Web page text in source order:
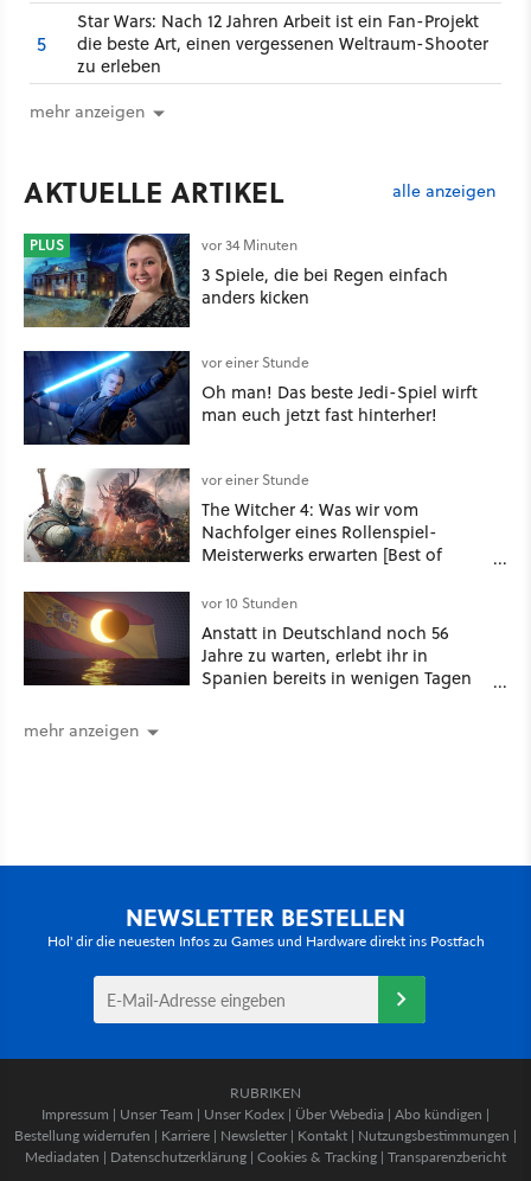
5
Star Wars: Nach 12 Jahren Arbeit ist ein Fan-Projekt
die beste Art, einen vergessenen Weltraum-Shooter
zu erleben
mehr anzeigen
AKTUELLE ARTIKEL alle anzeigen
PLUS vor 34 Minuten
3 Spiele, die bei Regen einfach
anders kicken
vor einer Stunde
Oh man! Das beste Jedi-Spiel wirft
man euch jetzt fast hinterher!
vor einer Stunde
The Witcher 4: Was wir vom
Nachfolger eines Rollenspiel-
Meisterwerks erwarten [Best of
vor 10 Stunden
Anstatt in Deutschland noch 56
Jahre zu warten, erlebt ihr in
Spanien bereits in wenigen Tagen
mehr anzeigen
NEWSLETTER BESTELLEN
Hol' dir die neuesten Infos zu Games und Hardware direkt ins Postfach
RUBRIKEN
Impressum | Unser Team | Unser Kodex | Über Webedia | Abo kündigen |
Bestellung widerrufen | Karriere | Newsletter | Kontakt | Nutzungsbestimmungen |
Mediadaten | Datenschutzerklärung | Cookies & Tracking | Transparenzbericht